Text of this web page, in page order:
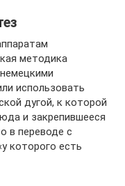
методика
использовать
дугой, к которой
и закрепившееся
в переводе с
которого есть